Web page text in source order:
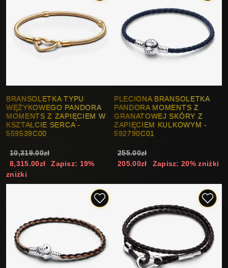
BRANSOLETKA TYPU
WĘŻYKOWEGO PANDORA
MOMENTS Z ZAPIĘCIEM W
KSZTAŁCIE SERCA -
559539C00
10,319.00zł
8,315.00zł
Zapisz: 19%
zniżki
PLECIONA BRANSOLETKA
PANDORA MOMENTS Z
GRANATOWEJ SKÓRY Z
ZAPIĘCIEM KULKOWYM -
592790C01
255.00zł
205.00zł
Zapisz: 20% zniżki